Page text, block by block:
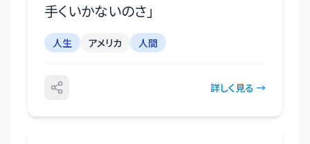
手くいかないのさ 」
人生 アメリカ 人間
詳しく見る →